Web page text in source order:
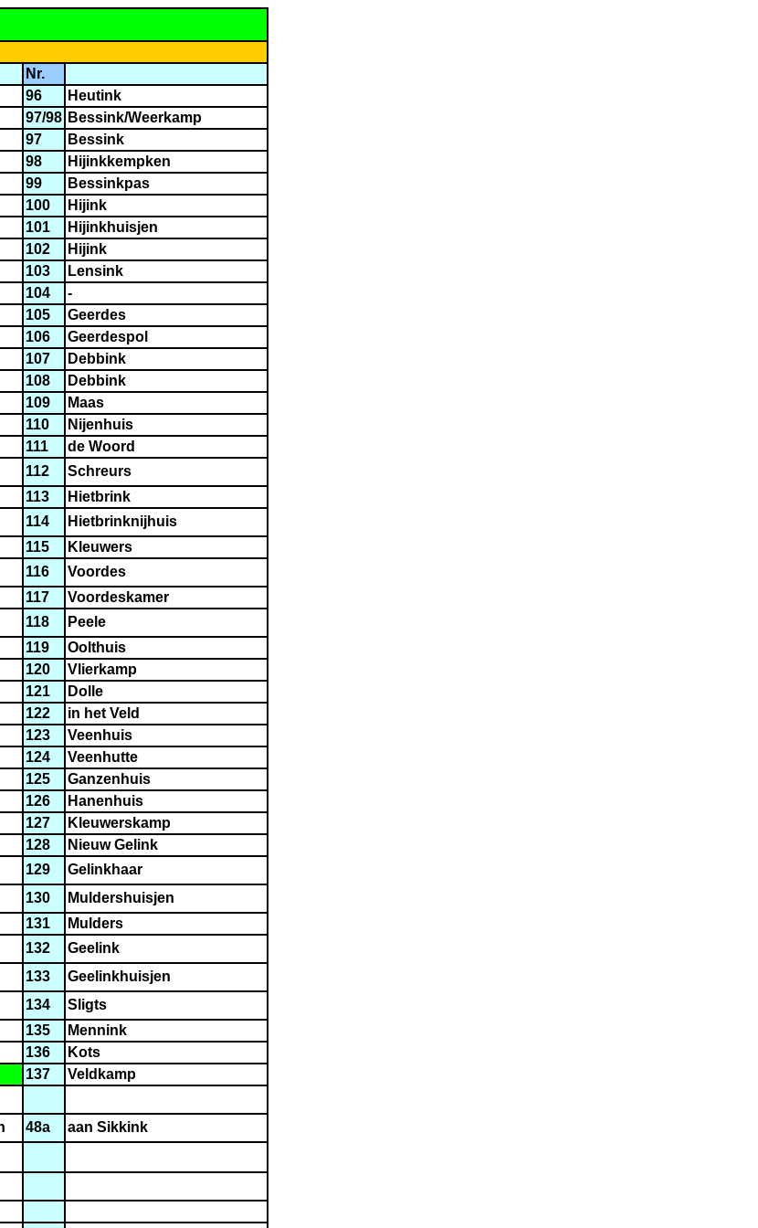
Nr.
96
Heutink
97/98 Bessink/Weerkamp
97
Bessink
98
Hijinkkempken
99
Bessinkpas
100
Hijink
101
Hijinkhuisjen
102
Hijink
103
Lensink
104
-
105
Geerdes
106
Geerdespol
107
Debbink
108
Debbink
109
Maas
110
Nijenhuis
111
de Woord
112
Schreurs
113
Hietbrink
114
Hietbrinknijhuis
115
Kleuwers
116
Voordes
117
Voordeskamer
118
Peele
119
Oolthuis
120
Vlierkamp
121
Dolle
122
in het Veld
123
Veenhuis
124
Veenhutte
125
Ganzenhuis
126
Hanenhuis
127
Kleuwerskamp
128
Nieuw Gelink
129
Gelinkhaar
130
Muldershuisjen
131
Mulders
132
Geelink
133
Geelinkhuisjen
134
Sligts
135
Mennink
136
Kots
137
Veldkamp
48a
aan Sikkink